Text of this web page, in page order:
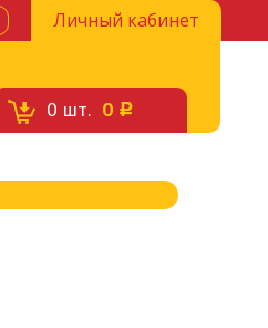
Личный кабинет
0 шт. 0 c